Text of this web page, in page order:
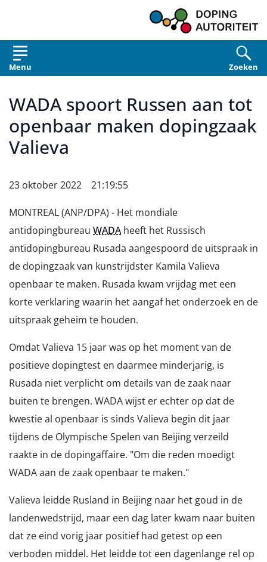
Menu Zoeken
WADA spoort Russen aan tot
openbaar maken dopingzaak
Valieva
23 oktober 2022 21:19:55
MONTREAL (ANP/DPA) - Het mondiale
antidopingbureau WADAheeft het Russisch
antidopingbureau Rusada aangespoord de uitspraak in
de dopingzaak van kunstrijdster Kamila Valieva
openbaar te maken. Rusada kwam vrijdag met een
korte verklaring waarin het aangaf het onderzoek en de
uitspraak geheim te houden.
Omdat Valieva 15 jaar was op het moment van de
positieve dopingtest en daarmee minderjarig, is
Rusada niet verplicht om details van de zaak naar
buiten te brengen. WADA wijst er echter op dat de
kwestie al openbaar is sinds Valieva begin dit jaar
tijdens de Olympische Spelen van Beijing verzeild
raakte in de dopingaffaire. "Om die reden moedigt
WADA aan de zaak openbaar te maken."
Valieva leidde Rusland in Beijing naar het goud in de
landenwedstrijd, maar een dag later kwam naar buiten
dat ze eind vorig jaar positief had getest op een
verboden middel. Het leidde tot een dagenlange rel op